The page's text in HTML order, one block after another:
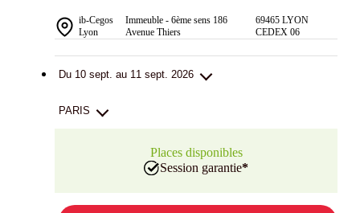
ib-Cegos
Lyon
Immeuble - 6ème sens 186
Avenue Thiers
69465 LYON
CEDEX 06
Du 10 sept. au 11 sept. 2026
PARIS
Places disponibles
Session garantie*